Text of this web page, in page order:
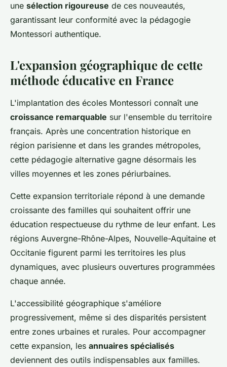
une sélection rigoureuse de ces nouveautés,
garantissant leur conformité avec la pédagogie
Montessori authentique.
L'expansion géographique de cette
méthode éducative en France
L'implantation des écoles Montessori connaît une
croissance remarquable sur l'ensemble du territoire
français. Après une concentration historique en
région parisienne et dans les grandes métropoles,
cette pédagogie alternative gagne désormais les
villes moyennes et les zones périurbaines.
Cette expansion territoriale répond à une demande
croissante des familles qui souhaitent offrir une
éducation respectueuse du rythme de leur enfant. Les
régions Auvergne-Rhône-Alpes, Nouvelle-Aquitaine et
Occitanie figurent parmi les territoires les plus
dynamiques, avec plusieurs ouvertures programmées
chaque année.
L'accessibilité géographique s'améliore
progressivement, même si des disparités persistent
entre zones urbaines et rurales. Pour accompagner
cette expansion, les annuaires spécialisés
deviennent des outils indispensables aux familles.